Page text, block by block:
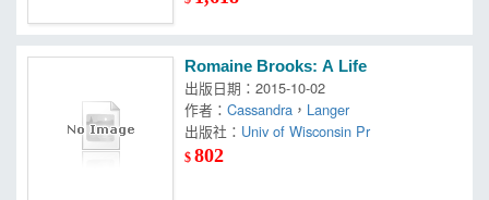
Romaine Brooks: A Life
出版日期：2015-10-02
作者：Cassandra ， Langer
出版社： Univ of Wisconsin Pr
$802